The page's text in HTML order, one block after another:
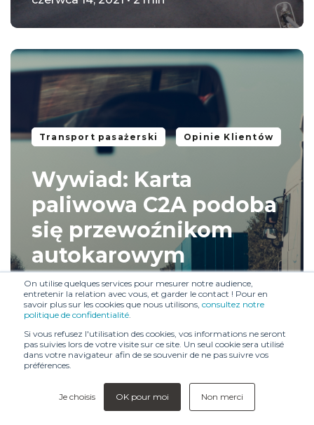
On utilise quelques services pour mesurer notre audience,
entretenir la relation avec vous, et garder le contact ! Pour en
savoir plus sur les cookies que nous utilisons, consultez notre
politique de confidentialité.
Si vous refusez l'utilisation des cookies, vos informations ne seront
pas suivies lors de votre visite sur ce site. Un seul cookie sera utilisé
dans votre navigateur afin de se souvenir de ne pas suivre vos
préférences.
Je choisis OK pour moi Non merci
Transport pasażerski Opinie Klientów
Wywiad: Karta
paliwowa C2A podoba
się przewoźnikom
autokarowym
Karta paliwowa C2A w firmie
przewozowej daje...
czerwca 11, 2021 • 2 min